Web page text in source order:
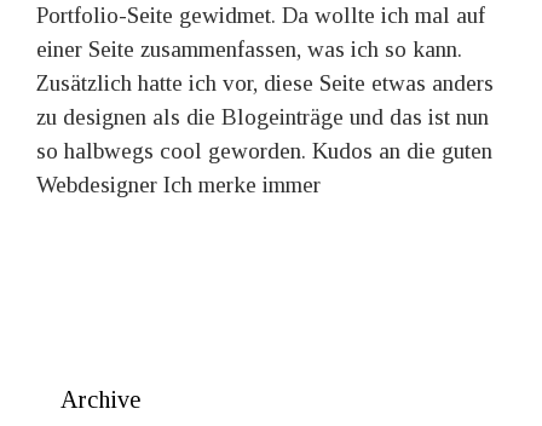
Portfolio-Seite gewidmet. Da wollte ich mal auf
einer Seite zusammenfassen, was ich so kann.
Zusätzlich hatte ich vor, diese Seite etwas anders
zu designen als die Blogeinträge und das ist nun
so halbwegs cool geworden. Kudos an die guten
Webdesigner Ich merke immer
Archive